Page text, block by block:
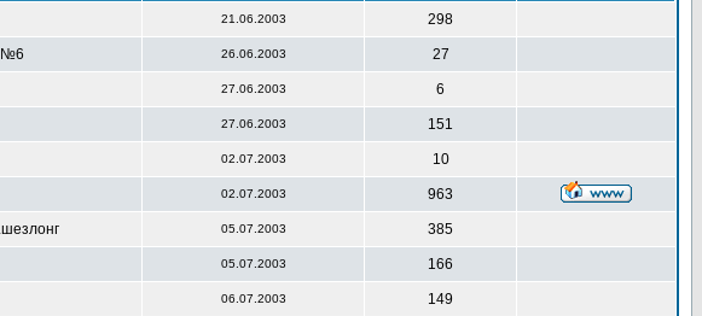
21.06.2003 298
№6 26.06.2003 27
27.06.2003 6
27.06.2003 151
02.07.2003 10
02.07.2003 963
05.07.2003 385
05.07.2003 166
06.07.2003 149